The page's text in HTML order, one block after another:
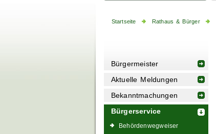
Startseite Rathaus & Bürger
Bürgermeister
Aktuelle Meldungen
Bekanntmachungen
Bürgerservice
Behördenwegweiser